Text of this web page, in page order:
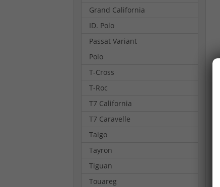
Grand California
ID. Polo
Passat Variant
Polo
T-Cross
T-Roc
T7 California
T7 Caravelle
Taigo
Tayron
Tiguan
Touareg